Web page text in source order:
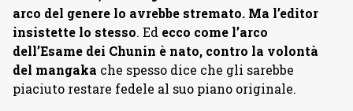
arco del genere lo avrebbe stremato. Ma l’editor
insistette lo stesso. Ed ecco come l’arco
dell’Esame dei Chunin è nato, contro la volontà
del mangaka che spesso dice che gli sarebbe
piaciuto restare fedele al suo piano originale.